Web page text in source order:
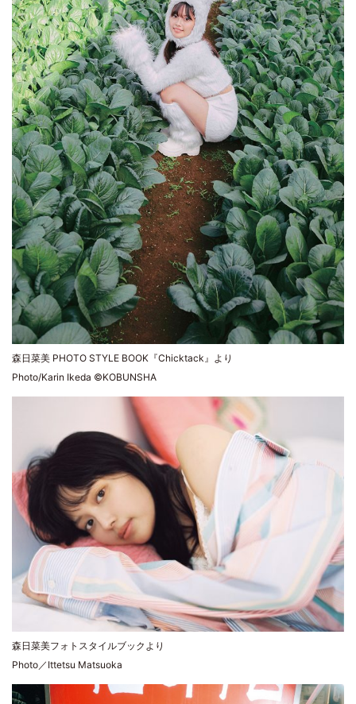
森日菜美 PHOTO STYLE BOOK『Chicktack』より
Photo/Karin Ikeda ©KOBUNSHA
森日菜美フォトスタイルブックより
Photo／Ittetsu Matsuoka